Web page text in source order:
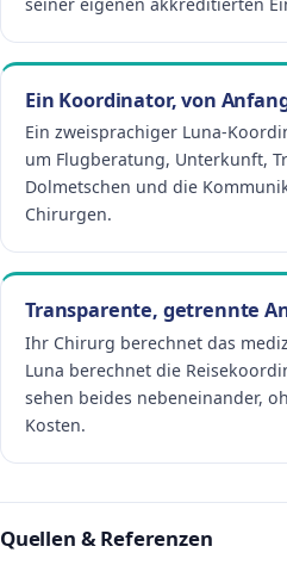
Ein Koordinator, von
Ein zweisprachiger Luna-
um Flugberatung, Unterkunft,
Dolmetschen und die
Chirurgen.
Transparente, getrennte
Ihr Chirurg berechnet das
Luna berechnet die
sehen beides nebeneinander,
Kosten.
Quellen & Referenzen